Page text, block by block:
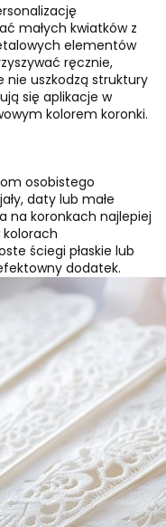
małych kwiatków z
elementów
ręcznie,
nie uszkodzą struktury
się aplikacje w
kolorem koronki.
osobistego
daty lub małe
na koronkach najlepiej
ściegi płaskie lub
dodatek.